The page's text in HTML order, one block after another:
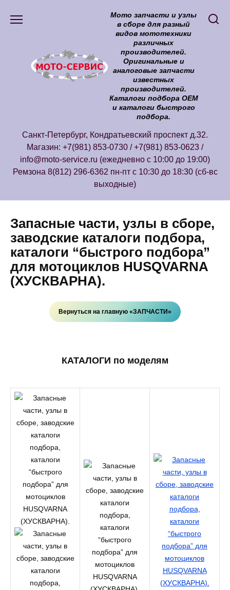
Мото запчасти и узлы
в сборе для разный
видов мототехники
различных
производителей.
Оригинальные и
аналоговые запчасти
известных
производителей.
Каталоги подбора ОЕМ
и каталоги быстрого
подбора.
Санкт-Петербург, Кондратьевский проспект д.32.
Магазин: +7(981) 853-0730 / +7(981) 853-0623 /
info@moto-service.ru (ежедневно с 10:00 до 19:00)
Ремзона 8(812) 296-6362 пн-пт с 10:30 до 18:30 (сб-вс
выходные)
Запасные части, узлы в сборе,
заводские каталоги подбора,
каталоги “быстрого подбора”
для мотоциклов HUSQVARNA
(ХУСКВАРНА).
Вернуться на главную «ЗАПЧАСТИ»
КАТАЛОГИ по моделям